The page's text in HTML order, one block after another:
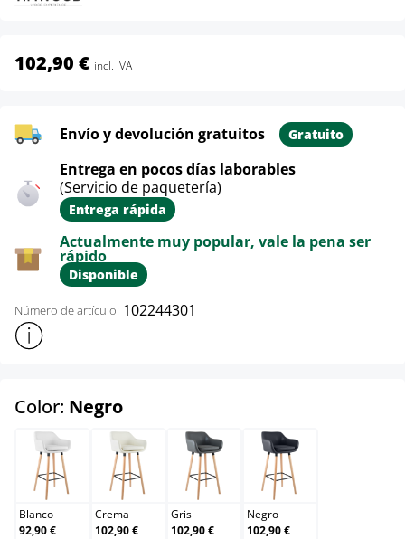
102,90 € incl. IVA
Envío y devolución gratuitos Gratuito
Entrega en pocos días laborables
(Servicio de paquetería)
Entrega rápida
Actualmente muy popular, vale la pena ser
rápido
Disponible
Número de artículo: 102244301
Mostrar más información sobre el producto
Color: Negroselect
Blanco
Blanco
92,90 €
Crema
Crema
102,90 €
Gris
Gris
102,90 €
Negro
Negro
102,90 €